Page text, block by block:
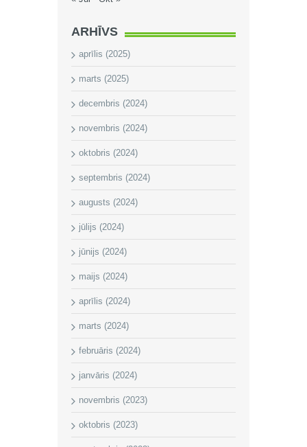
ARHĪVS
aprīlis (2025)
marts (2025)
decembris (2024)
novembris (2024)
oktobris (2024)
septembris (2024)
augusts (2024)
jūlijs (2024)
jūnijs (2024)
maijs (2024)
aprīlis (2024)
marts (2024)
februāris (2024)
janvāris (2024)
novembris (2023)
oktobris (2023)